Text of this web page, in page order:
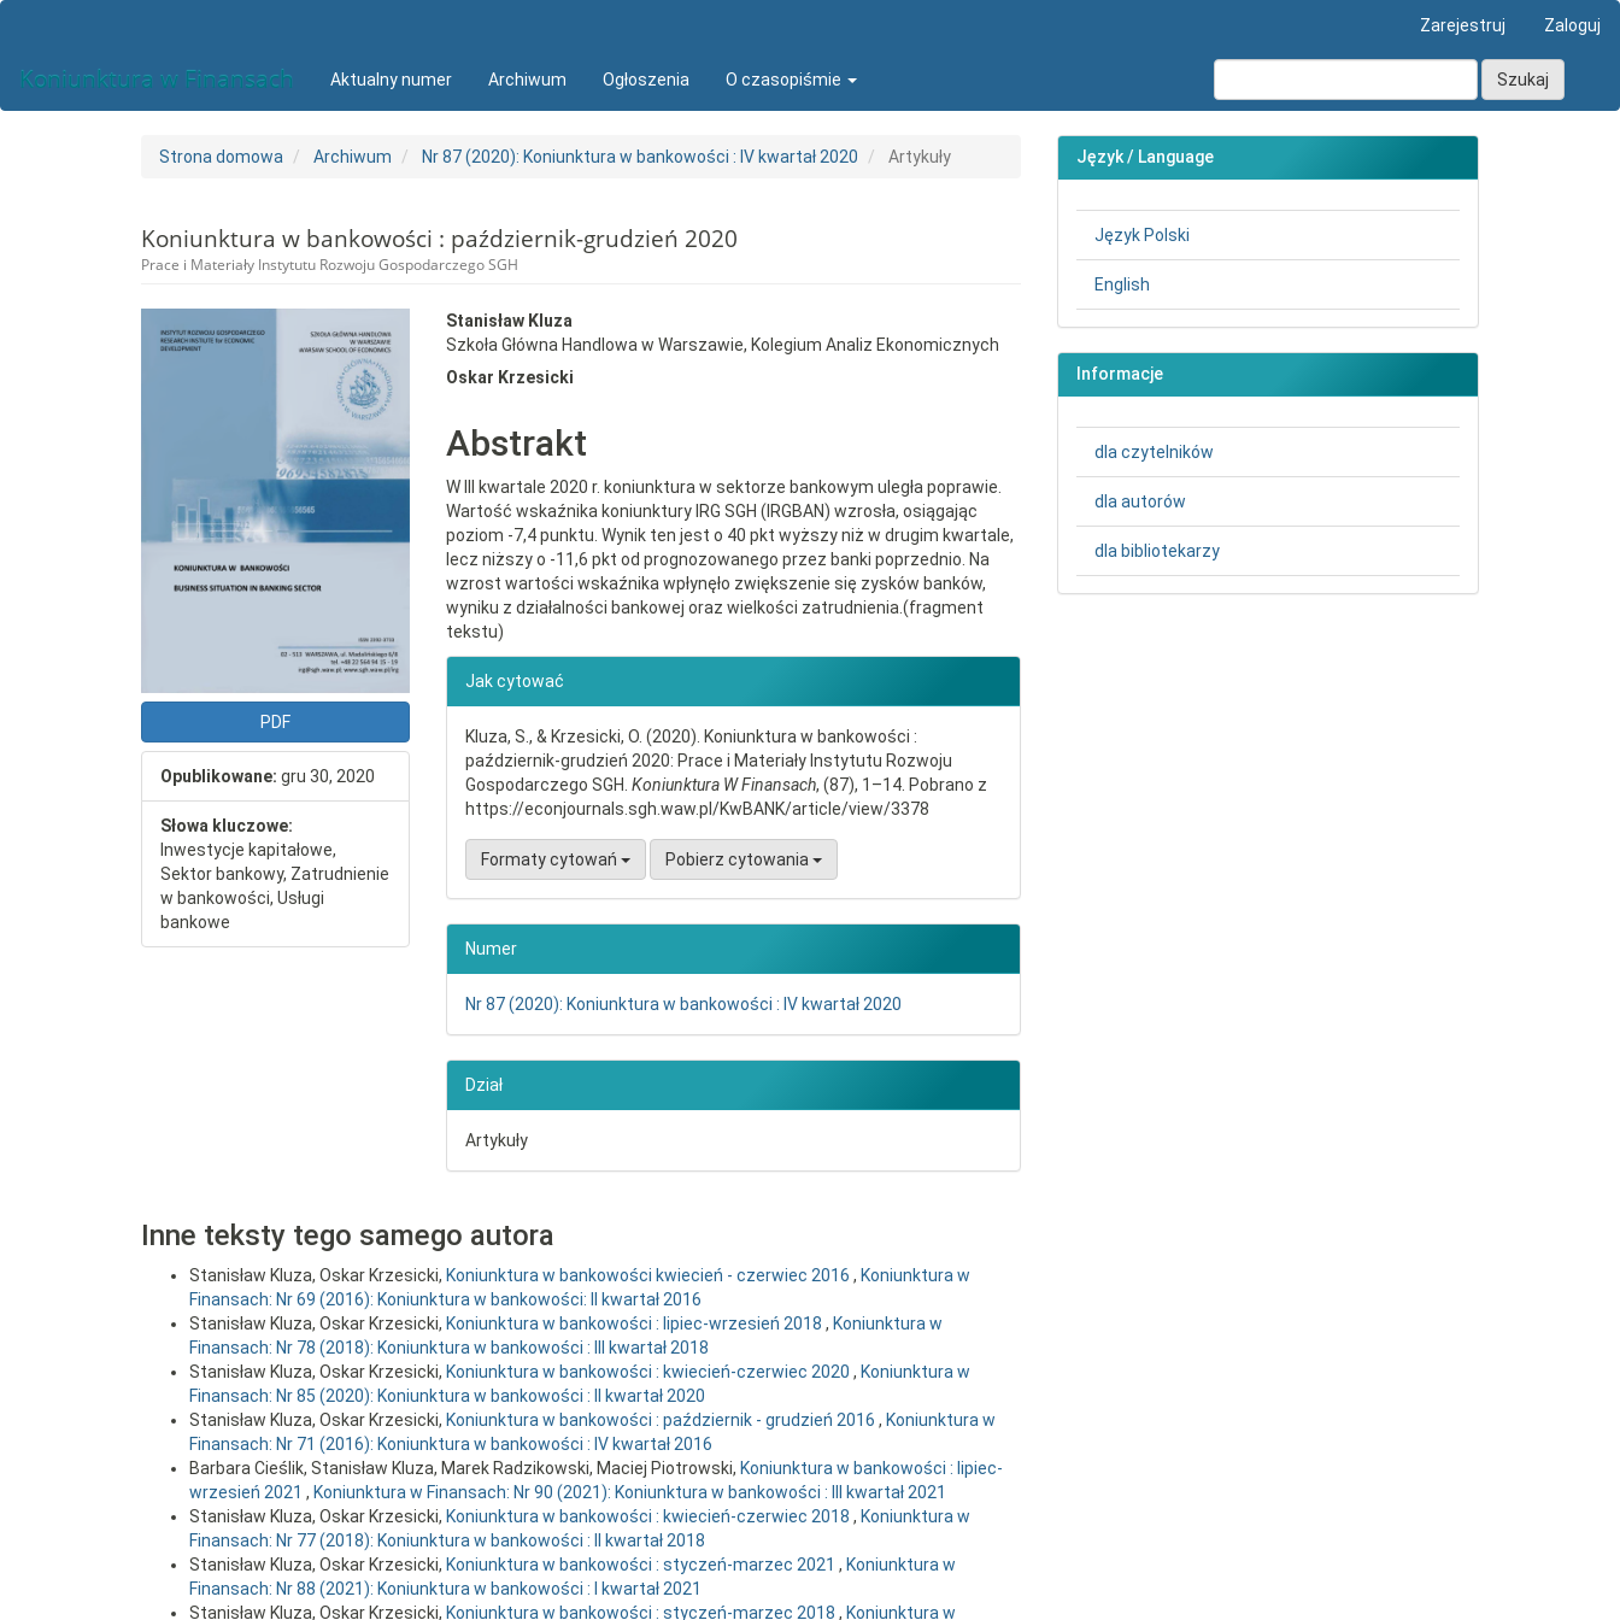
Zarejestruj Zaloguj
Koniunktura w Finansach Aktualny numer Archiwum Ogłoszenia O czasopiśmie Szukaj
Strona domowa Archiwum Nr 87 (2020): Koniunktura w bankowości : IV kwartał 2020 Artykuły
Koniunktura w bankowości : październik-grudzień 2020
Prace i Materiały Instytutu Rozwoju Gospodarczego SGH
##plugins.themes.bootstrap3.article.sidebar##
PDF
Opublikowane: gru 30, 2020
Słowa kluczowe:
Inwestycje kapitałowe,
Sektor bankowy, Zatrudnienie
w bankowości, Usługi
bankowe
##plugins.themes.bootstrap3.article.main##
Stanisław Kluza
Szkoła Główna Handlowa w Warszawie, Kolegium Analiz Ekonomicznych
Oskar Krzesicki
Abstrakt
W III kwartale 2020 r. koniunktura w sektorze bankowym uległa poprawie.
Wartość wskaźnika koniunktury IRG SGH (IRGBAN) wzrosła, osiągając
poziom -7,4 punktu. Wynik ten jest o 40 pkt wyższy niż w drugim kwartale,
lecz niższy o -11,6 pkt od prognozowanego przez banki poprzednio. Na
wzrost wartości wskaźnika wpłynęło zwiększenie się zysków banków,
wyniku z działalności bankowej oraz wielkości zatrudnienia.(fragment
tekstu)
##plugins.themes.bootstrap3.article.details##
Jak cytować
Kluza, S., & Krzesicki, O. (2020). Koniunktura w bankowości :
październik-grudzień 2020: Prace i Materiały Instytutu Rozwoju
Gospodarczego SGH.Koniunktura W Finansach, (87), 1–14. Pobrano z
https://econjournals.sgh.waw.pl/KwBANK/article/view/3378
Formaty cytowań Pobierz cytowania
Numer
Nr 87 (2020): Koniunktura w bankowości : IV kwartał 2020
Dział
Artykuły
Inne teksty tego samego autora
Stanisław Kluza, Oskar Krzesicki, Koniunktura w bankowości kwiecień - czerwiec 2016 , Koniunktura w
Finansach: Nr 69 (2016): Koniunktura w bankowości: II kwartał 2016
Stanisław Kluza, Oskar Krzesicki, Koniunktura w bankowości : lipiec-wrzesień 2018 , Koniunktura w
Finansach: Nr 78 (2018): Koniunktura w bankowości : III kwartał 2018
Stanisław Kluza, Oskar Krzesicki, Koniunktura w bankowości : kwiecień-czerwiec 2020 , Koniunktura w
Finansach: Nr 85 (2020): Koniunktura w bankowości : II kwartał 2020
Stanisław Kluza, Oskar Krzesicki, Koniunktura w bankowości : październik - grudzień 2016 , Koniunktura w
Finansach: Nr 71 (2016): Koniunktura w bankowości : IV kwartał 2016
Barbara Cieślik, Stanisław Kluza, Marek Radzikowski, Maciej Piotrowski, Koniunktura w bankowości : lipiec-
wrzesień 2021 , Koniunktura w Finansach: Nr 90 (2021): Koniunktura w bankowości : III kwartał 2021
Stanisław Kluza, Oskar Krzesicki, Koniunktura w bankowości : kwiecień-czerwiec 2018 , Koniunktura w
Finansach: Nr 77 (2018): Koniunktura w bankowości : II kwartał 2018
Stanisław Kluza, Oskar Krzesicki, Koniunktura w bankowości : styczeń-marzec 2021 , Koniunktura w
Finansach: Nr 88 (2021): Koniunktura w bankowości : I kwartał 2021
Stanisław Kluza, Oskar Krzesicki, Koniunktura w bankowości : styczeń-marzec 2018 , Koniunktura w
Język / Language
Język Polski
English
Informacje
dla czytelników
dla autorów
dla bibliotekarzy